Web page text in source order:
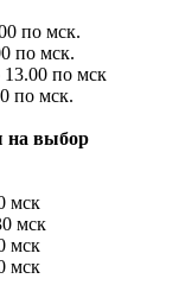
по мск.
по мск.
13.00 по мск
по мск.
на выбор
мск
мск
мск
мск